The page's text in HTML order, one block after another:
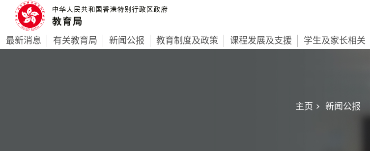
最新消息 有关教育局 新闻公报 教育制度及政策 课程发展及支援 学生及家长相关
主页 > 新闻公报